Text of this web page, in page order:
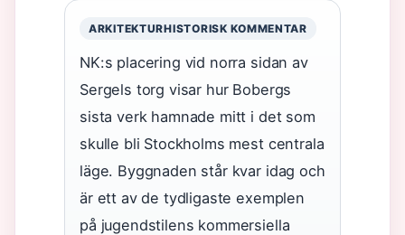
ARKITEKTURHISTORISK KOMMENTAR
NK:s placering vid norra sidan av
Sergels torg visar hur Bobergs
sista verk hamnade mitt i det som
skulle bli Stockholms mest centrala
läge. Byggnaden står kvar idag och
är ett av de tydligaste exemplen
på jugendstilens kommersiella